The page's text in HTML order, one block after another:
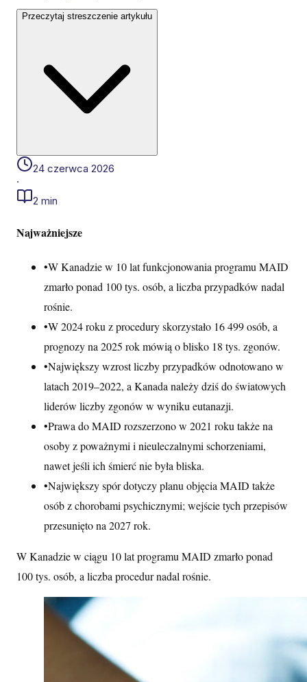
Przeczytaj streszczenie artykułu
24 czerwca 2026
·
2 min
Najważniejsze
•W Kanadzie w 10 lat funkcjonowania programu MAID
zmarło ponad 100 tys. osób, a liczba przypadków nadal
rośnie.
•W 2024 roku z procedury skorzystało 16 499 osób, a
prognozy na 2025 rok mówią o blisko 18 tys. zgonów.
•Największy wzrost liczby przypadków odnotowano w
latach 2019–2022, a Kanada należy dziś do światowych
liderów liczby zgonów w wyniku eutanazji.
•Prawa do MAID rozszerzono w 2021 roku także na
osoby z poważnymi i nieuleczalnymi schorzeniami,
nawet jeśli ich śmierć nie była bliska.
•Największy spór dotyczy planu objęcia MAID także
osób z chorobami psychicznymi; wejście tych przepisów
przesunięto na 2027 rok.
W Kanadzie w ciągu 10 lat programu MAID zmarło ponad
100 tys. osób, a liczba procedur nadal rośnie.